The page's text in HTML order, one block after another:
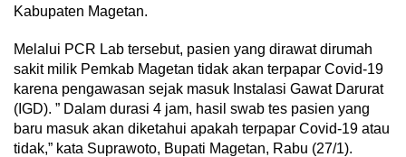
Kabupaten Magetan.
Melalui PCR Lab tersebut, pasien yang dirawat dirumah
sakit milik Pemkab Magetan tidak akan terpapar Covid-19
karena pengawasan sejak masuk Instalasi Gawat Darurat
(IGD). ” Dalam durasi 4 jam, hasil swab tes pasien yang
baru masuk akan diketahui apakah terpapar Covid-19 atau
tidak,” kata Suprawoto, Bupati Magetan, Rabu (27/1).